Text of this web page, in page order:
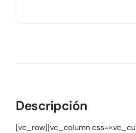
Descripción
[vc_row][vc_column